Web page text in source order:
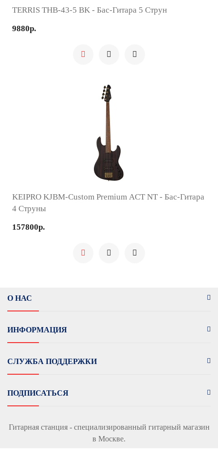
TERRIS THB-43-5 BK - Бас-Гитара 5 Струн
9880р.
KEIPRO KJBM-Custom Premium ACT NT - Бас-Гитара
4 Струны
157800р.
О НАС
ИНФОРМАЦИЯ
СЛУЖБА ПОДДЕРЖКИ
ПОДПИСАТЬСЯ
Гитарная станция - специализированный гитарный магазин
в Москве.